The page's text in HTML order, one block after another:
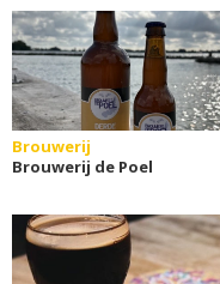
Brouwerij
Brouwerij de Poel